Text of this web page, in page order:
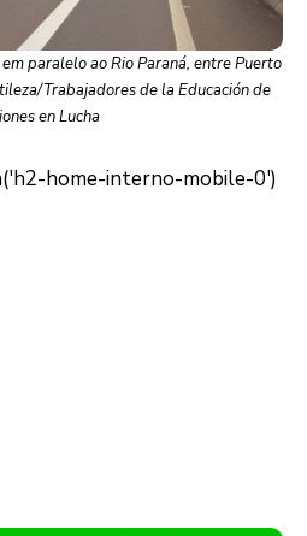
paralelo ao Rio Paraná, entre Puerto
Trabajadores de la Educación de
en Lucha